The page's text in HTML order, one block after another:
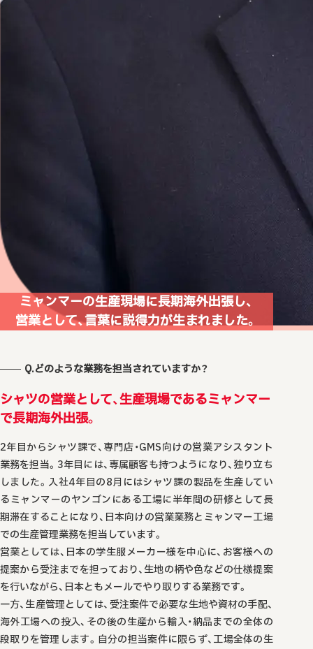
ミャンマーの生産現場に長期海外出張し、
営業として、言葉に説得力が生まれました。
Q.どのような業務を担当されていますか？
シャツの営業として、生産現場であるミャンマー
で長期海外出張。
2年目からシャツ課で、専門店・GMS向けの営業アシスタント
業務を担当。3年目には、専属顧客も持つようになり、独り立ち
しました。入社4年目の8月にはシャツ課の製品を生産してい
るミャンマーのヤンゴンにある工場に半年間の研修として長
期滞在することになり、日本向けの営業業務とミャンマー工場
での生産管理業務を担当しています。
営業としては、日本の学生服メーカー様を中心に、お客様への
提案から受注までを担っており、生地の柄や色などの仕様提案
を行いながら、日本ともメールでやり取りする業務です。
一方、生産管理としては、受注案件で必要な生地や資材の手配、
海外工場への投入、その後の生産から輸入・納品までの全体の
段取りを管理します。自分の担当案件に限らず、工場全体の生